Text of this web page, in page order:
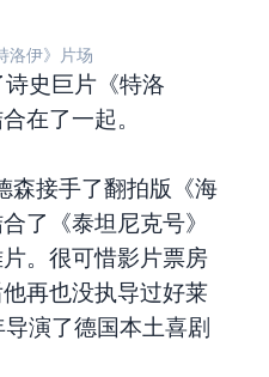
洛伊》片场
史巨片《特洛
在了一起。
森接手了翻拍版《海
了《泰坦尼克号》
。很可惜影片票房
再也没执导过好莱
演了德国本土喜剧